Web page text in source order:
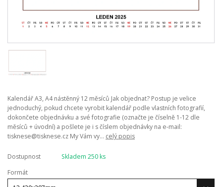
Kalendář A3, A4 nástěnný 12 měsíců Jak objednat? Postup je velice
jednoduchý, pokud chcete vyrobit kalendář podle vlastních fotografií,
dokončete objednávku a své fotografie (označte je číselně 1-12 dle
měsíců + úvodní) a pošlete je i s číslem objednávky na e-mail:
tisknese@tisknese.cz My Vám vy... celý popis
Dostupnost
Skladem 250 ks
Formát